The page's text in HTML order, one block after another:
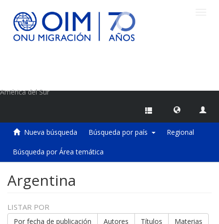
América del Sur
Nueva búsqueda Búsqueda por país Regional
Búsqueda por Área temática
Argentina
LISTAR POR
Por fecha de publicación Autores Títulos Materias